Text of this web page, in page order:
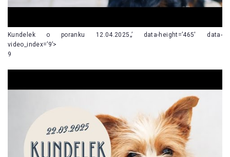
Kundelek o poranku 12.04.2025„’ data-height=’465′ data-
video_index=’9’>
9